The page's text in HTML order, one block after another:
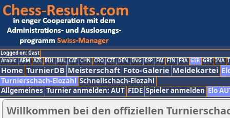
Logged on: Gast
Arabic ARM AZE BIH BUL CAT CHN CRO CZE DEN ENG ESP FAI FIN FRA GER GRE INA
Home TurnierDB Meisterschaft Foto-Galerie Meldekartei
Turnierschach-Elozahl Schnellschach-Elozahl
Allgemeines Turnier anmelden: AUT FIDE Spieler anmelden Elo
Willkommen bei den offiziellen